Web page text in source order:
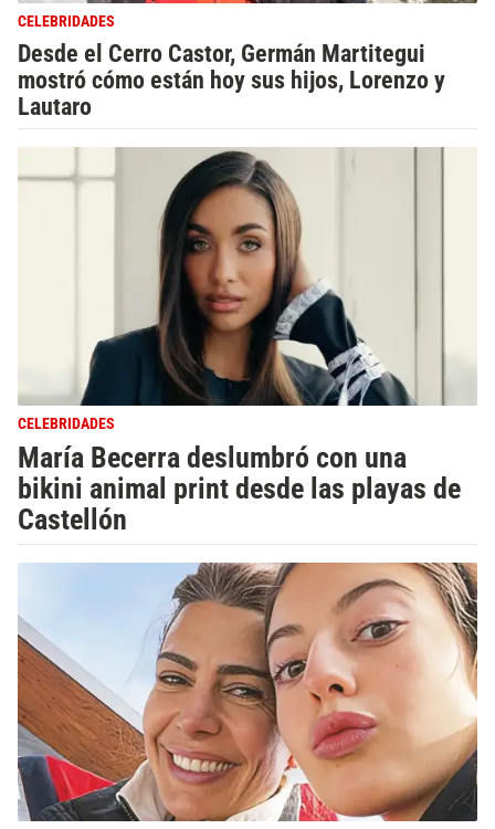
CELEBRIDADES
Desde el Cerro Castor, Germán Martitegui
mostró cómo están hoy sus hijos, Lorenzo y
Lautaro
CELEBRIDADES
María Becerra deslumbró con una
bikini animal print desde las playas de
Castellón